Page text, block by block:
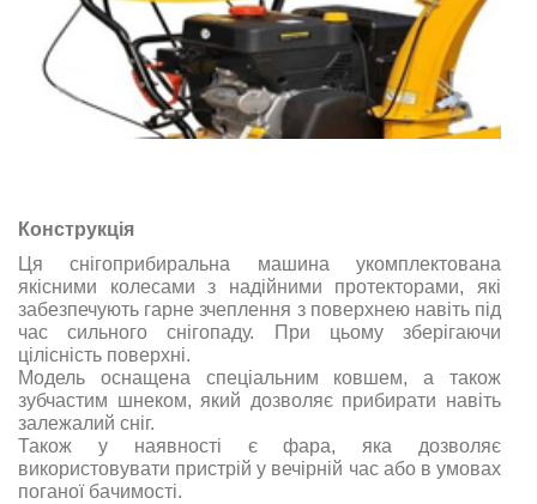
Конструкція
Ця снігоприбиральна машина укомплектована
якісними колесами з надійними протекторами, які
забезпечують гарне зчеплення з поверхнею навіть під
час сильного снігопаду. При цьому зберігаючи
цілісність поверхні.
Модель оснащена спеціальним ковшем, а також
зубчастим шнеком, який дозволяє прибирати навіть
залежалий сніг.
Також у наявності є фара, яка дозволяє
використовувати пристрій у вечірній час або в умовах
поганої бачимості.